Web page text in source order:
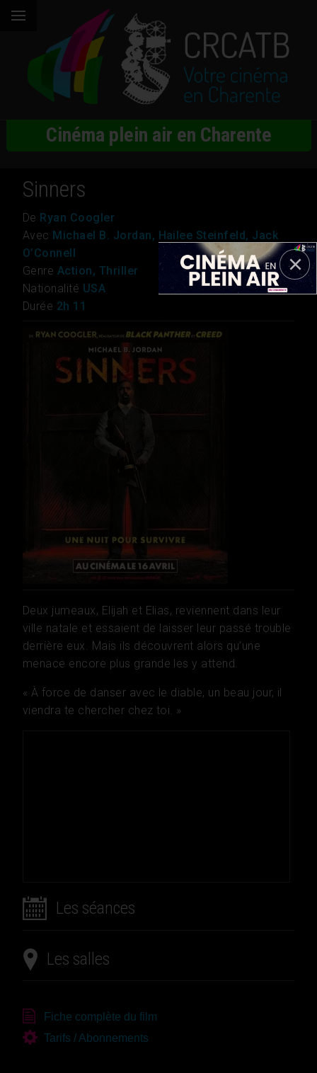
Cinéma plein air en Charente
Sinners
De Ryan Coogler
Avec Michael B. Jordan, Hailee Steinfeld, Jack
O’Connell
Genre Action, Thriller
Nationalité USA
Durée 2h 11
Deux jumeaux, Elijah et Elias, reviennent dans leur
ville natale et essaient de laisser leur passé trouble
derrière eux. Mais ils découvrent alors qu’une
menace encore plus grande les y attend.
« À force de danser avec le diable, un beau jour, il
viendra te chercher chez toi. »
Les séances
Les salles
Fiche complète du film
Tarifs / Abonnements